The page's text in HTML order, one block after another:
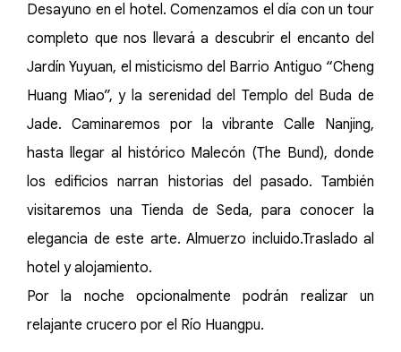
Desayuno en el hotel. Comenzamos el día con un tour
completo que nos llevará a descubrir el encanto del
Jardín Yuyuan, el misticismo del Barrio Antiguo “Cheng
Huang Miao”, y la serenidad del Templo del Buda de
Jade. Caminaremos por la vibrante Calle Nanjing,
hasta llegar al histórico Malecón (The Bund), donde
los edificios narran historias del pasado. También
visitaremos una Tienda de Seda, para conocer la
elegancia de este arte. Almuerzo incluido.Traslado al
hotel y alojamiento.
Por la noche opcionalmente podrán realizar un
relajante crucero por el Río Huangpu.